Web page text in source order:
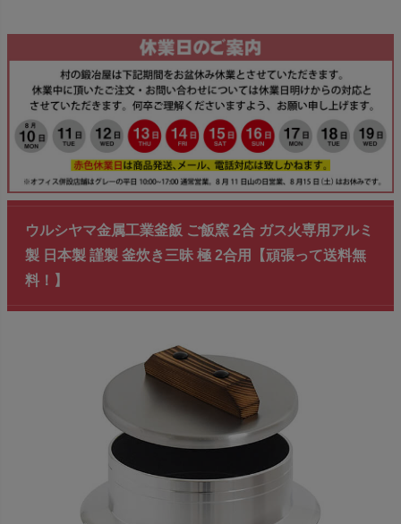
ウルシヤマ金属工業釜飯 ご飯窯 2合 ガス火専用アルミ
製 日本製 謹製 釜炊き三昧 極 2合用【頑張って送料無
料！】